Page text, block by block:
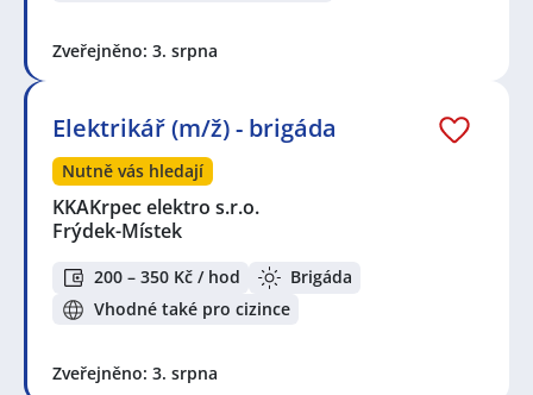
Zveřejněno: 3. srpna
Elektrikář (m/ž) - brigáda
Nutně vás hledají
KKAKrpec elektro s.r.o.
Frýdek-Místek
200 – 350 Kč / hod
Brigáda
Vhodné také pro cizince
Zveřejněno: 3. srpna